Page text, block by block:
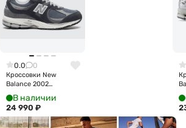
0.0 0
Кроссовки New
Balance 2002
M2002RSF
В наличии
24 990 ₽